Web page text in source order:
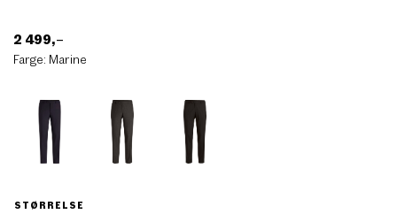
2 499,–
Farge: Marine
STØRRELSE